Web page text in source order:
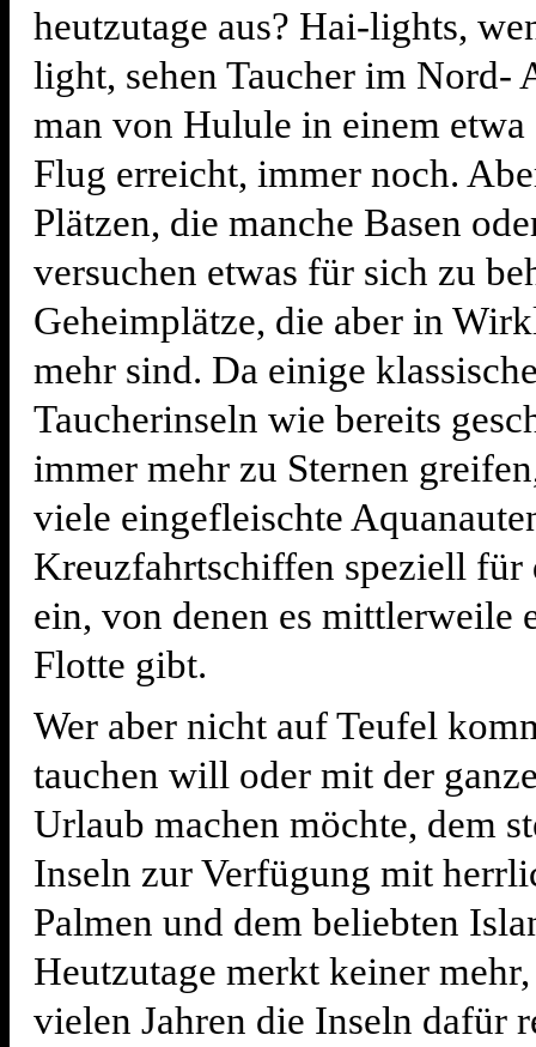
heutzutage aus? Hai-lights,
light, sehen Taucher im Nord-
man von Hulule in einem
Flug erreicht, immer noch.
Plätzen, die manche Basen
versuchen etwas für sich zu
Geheimplätze, die aber in
mehr sind. Da einige
Taucherinseln wie bereits
immer mehr zu Sternen
viele eingefleischte
Kreuzfahrtschiffen speziell für
ein, von denen es mittlerweile
Flotte gibt.
Wer aber nicht auf Teufel
tauchen will oder mit der
Urlaub machen möchte, dem
Inseln zur Verfügung mit
Palmen und dem beliebten
Heutzutage merkt keiner
vielen Jahren die Inseln dafür